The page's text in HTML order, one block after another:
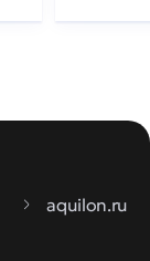
aquilon.ru